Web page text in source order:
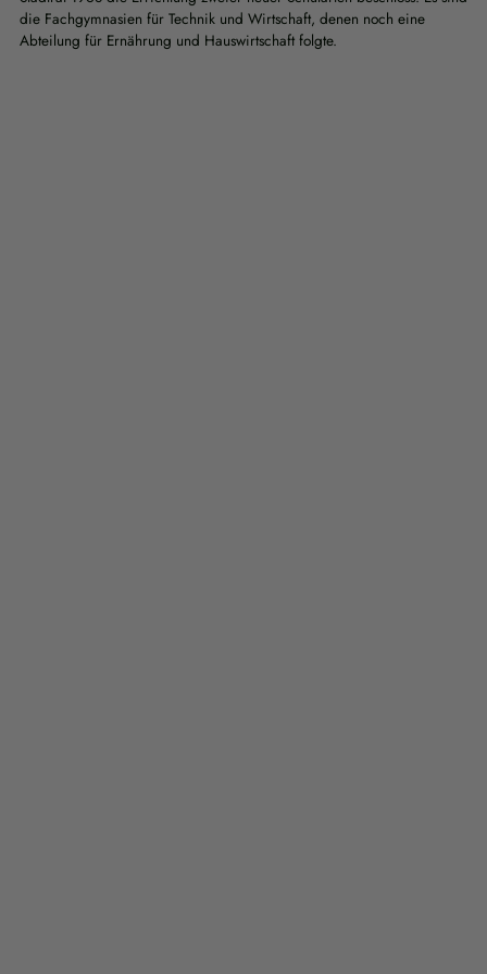
die Fachgymnasien für Technik und Wirtschaft, denen noch eine
Abteilung für Ernährung und Hauswirtschaft folgte.